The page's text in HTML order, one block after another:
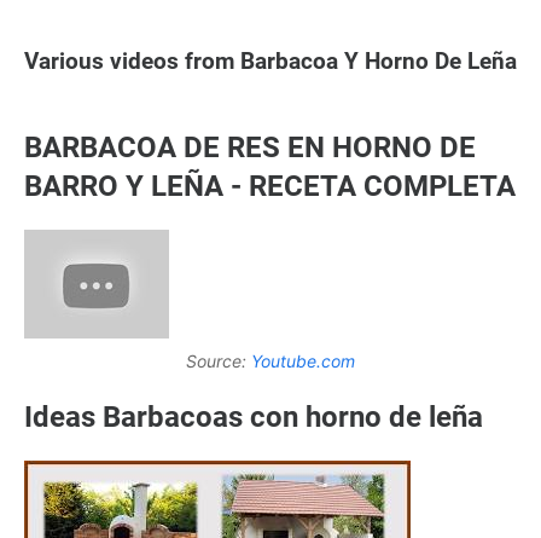
Various videos from Barbacoa Y Horno De Leña
BARBACOA DE RES EN HORNO DE
BARRO Y LEÑA - RECETA COMPLETA
Source: Youtube.com
Ideas Barbacoas con horno de leña